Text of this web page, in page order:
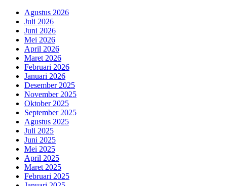
Agustus 2026
Juli 2026
Juni 2026
Mei 2026
April 2026
Maret 2026
Februari 2026
Januari 2026
Desember 2025
November 2025
Oktober 2025
September 2025
Agustus 2025
Juli 2025
Juni 2025
Mei 2025
April 2025
Maret 2025
Februari 2025